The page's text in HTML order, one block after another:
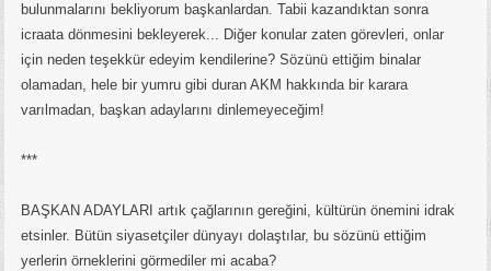
bulunmalarını bekliyorum başkanlardan. Tabii kazandıktan sonra
icraata dönmesini bekleyerek... Diğer konular zaten görevleri, onlar
için neden teşekkür edeyim kendilerine? Sözünü ettiğim binalar
olamadan, hele bir yumru gibi duran AKM hakkında bir karara
varılmadan, başkan adaylarını dinlemeyeceğim!
***
BAŞKAN ADAYLARI artık çağlarının gereğini, kültürün önemini idrak
etsinler. Bütün siyasetçiler dünyayı dolaştılar, bu sözünü ettiğim
yerlerin örneklerini görmediler mi acaba?